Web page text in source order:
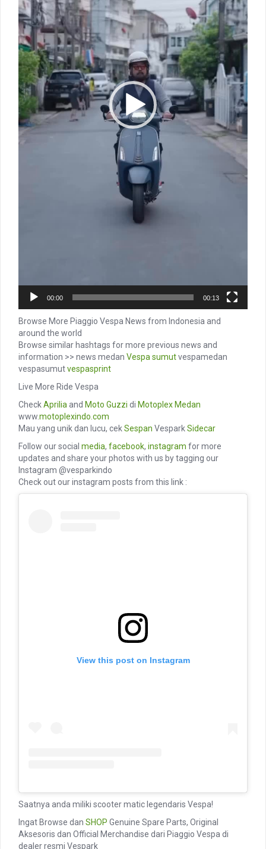
00:00 00:13
Browse More Piaggio Vespa News from Indonesia and
around the world
Browse similar hashtags for more previous news and
information >> news medan Vespa sumutvespamedan
vespasumutvespasprint
Live More Ride Vespa
CheckApriliaand Moto Guzzi di Motoplex Medan
www.motoplexindo.com
Mau yang unik dan lucu, cekSespan VesparkSidecar
Follow our social media, facebook, instagram for more
updates and share your photos with us by tagging our
Instagram @vesparkindo
Check out our instagram posts from this link :
View this post on Instagram
Saatnya anda miliki scooter matic legendaris Vespa!
Ingat Browse dan SHOP Genuine Spare Parts, Original
Aksesoris dan Official Merchandise dari Piaggio Vespa di
dealer resmi Vespark